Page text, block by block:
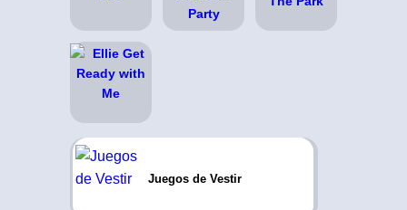
Juegos de Vestir